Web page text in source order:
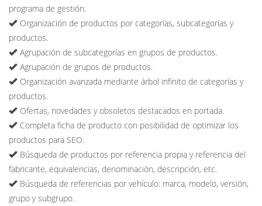
programa de gestión.
Organización de productos por categorías, subcategorías y
productos.
Agrupación de subcategorías en grupos de productos.
Agrupación de grupos de productos.
Organización avanzada mediante árbol infinito de categorías y
productos.
Ofertas, novedades y obsoletos destacados en portada.
Completa ficha de producto con posibilidad de optimizar los
productos para SEO.
Búsqueda de productos por referencia propia y referencia del
fabricante, equivalencias, denominación, descripción, etc.
Búsqueda de referencias por vehículo: marca, modelo, versión,
grupo y subgrupo.